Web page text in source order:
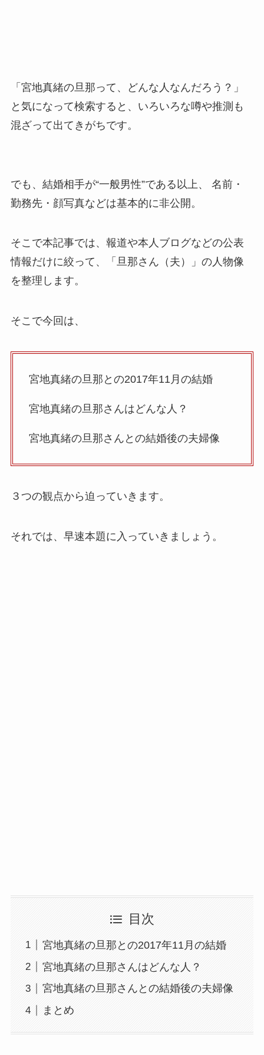
「宮地真緒の旦那って、どんな人なんだろう？」
と気になって検索すると、いろいろな噂や推測も
混ざって出てきがちです。
でも、結婚相手が“一般男性”である以上、 名前・
勤務先・顔写真などは基本的に非公開。
そこで本記事では、報道や本人ブログなどの公表
情報だけに絞って、「旦那さん（夫）」の人物像
を整理します。
そこで今回は、
宮地真緒の旦那との2017年11月の結婚
宮地真緒の旦那さんはどんな人？
宮地真緒の旦那さんとの結婚後の夫婦像
３つの観点から迫っていきます。
それでは、早速本題に入っていきましょう。
目次
宮地真緒の旦那との2017年11月の結婚
宮地真緒の旦那さんはどんな人？
宮地真緒の旦那さんとの結婚後の夫婦像
まとめ